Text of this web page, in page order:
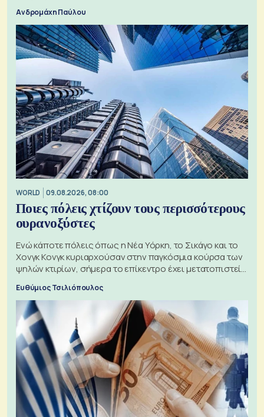
Ανδρομάχη Παύλου
WORLD 09.08.2026, 08:00
Ποιες πόλεις χτίζουν τους περισσότερους
ουρανοξύστες
Ενώ κάποτε πόλεις όπως η Νέα Υόρκη, το Σικάγο και το
Χονγκ Κονγκ κυριαρχούσαν στην παγκόσμια κούρσα των
ψηλών κτιρίων, σήμερα το επίκεντρο έχει μετατοπιστεί
Ευθύμιος Τσιλιόπουλος